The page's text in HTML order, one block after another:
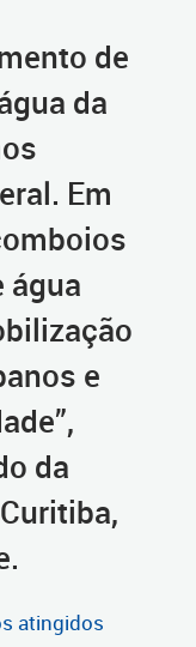
de
da
Em
água
e
da
atingidos